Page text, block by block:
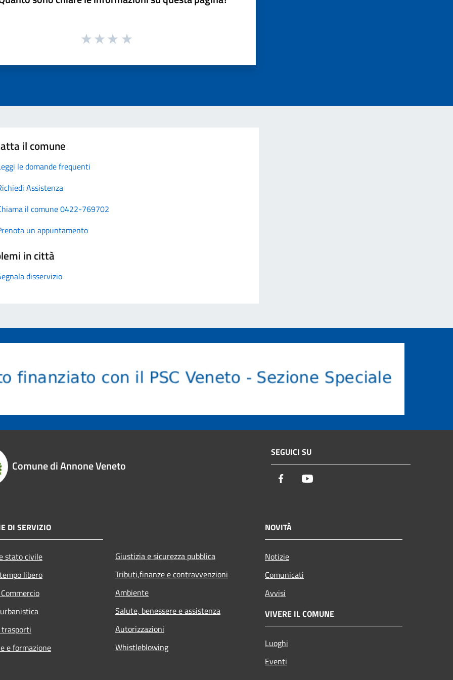
il comune
le domande frequenti
Assistenza
il comune 0422-769702
un appuntamento
in città
disservizio
Comune di Annone Veneto
SEGUICI SU
Facebook
DI SERVIZIO
stato civile
libero
e formazione
Giustizia e sicurezza pubblica
Tributi,finanze e contravvenzioni
Ambiente
Salute, benessere e assistenza
Autorizzazioni
Whistleblowing
NOVITÀ
Notizie
Comunicati
Avvisi
VIVERE IL COMUNE
Luoghi
Eventi